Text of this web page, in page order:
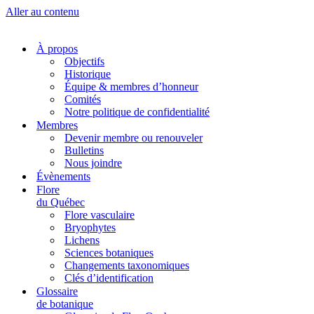
Aller au contenu
À propos
Objectifs
Historique
Équipe & membres d’honneur
Comités
Notre politique de confidentialité
Membres
Devenir membre ou renouveler
Bulletins
Nous joindre
Évènements
Flore
du Québec
Flore vasculaire
Bryophytes
Lichens
Sciences botaniques
Changements taxonomiques
Clés d’identification
Glossaire
de botanique